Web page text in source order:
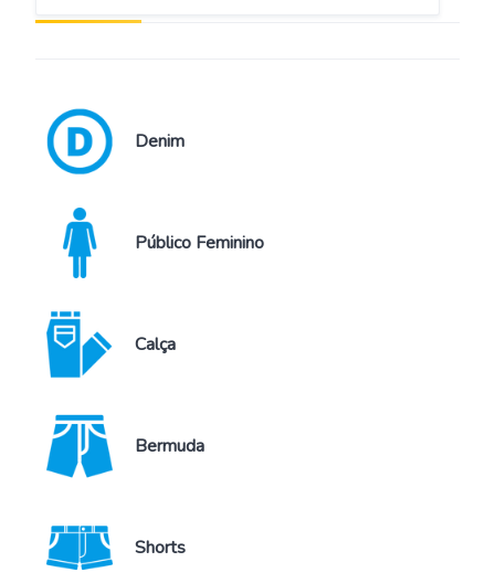
Denim
Público Feminino
Calça
Bermuda
Shorts